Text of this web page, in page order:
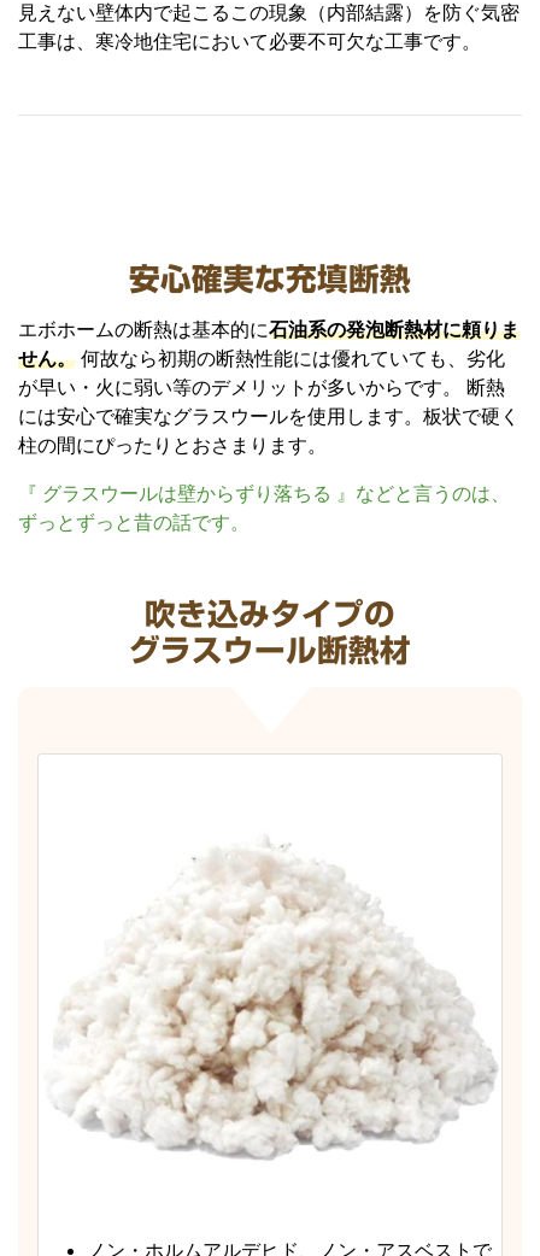
見えない壁体内で起こるこの現象（内部結露）を防ぐ気密
工事は、寒冷地住宅において必要不可欠な工事です。
安心確実な充填断熱
エボホームの断熱は基本的に石油系の発泡断熱材に頼りま
せん。 何故なら初期の断熱性能には優れていても、劣化
が早い・火に弱い等のデメリットが多いからです。 断熱
には安心で確実なグラスウールを使用します。板状で硬く
柱の間にぴったりとおさまります。
『 グラスウールは壁からずり落ちる 』などと言うのは、
ずっとずっと昔の話です。
吹き込みタイプの
グラスウール断熱材
ノン・ホルムアルデヒド、ノン・アスベストで